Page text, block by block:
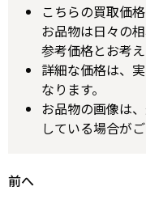
こちらの買取価
お品物は日々の
参考価格とお考え
詳細な価格は、
なります。
お品物の画像は
している場合がご
前へ